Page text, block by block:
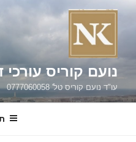
דילוג
נועם קוריס עורכי
עו"ד נועם קוריס טל' 0777060058